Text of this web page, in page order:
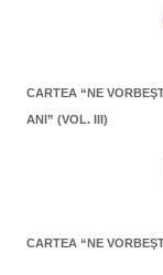
CARTEA “NE
ANI” (VOL. III)
CARTEA “NE